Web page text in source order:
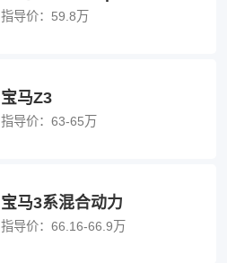
指导价： 59.8万
宝马Z3
指导价： 63-65万
宝马3系混合动力
指导价： 66.16-66.9万